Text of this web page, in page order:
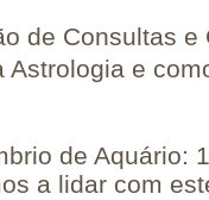
de Consultas e
Astrologia e
de Aquário:
a lidar com